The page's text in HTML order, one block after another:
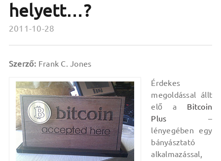
helyett…?
2011-10-28
Szerző: Frank C. Jones
Érdekes
megoldással állt
elő a Bitcoin
Plus –
lényegében egy
bányásztató
alkalmazással,